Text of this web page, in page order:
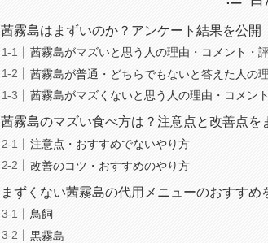
茜霧島はまずいのか？アンケート結果を公開
茜霧島がマズいと思う人の理由・コメント・
茜霧島が普通・どちらでもないと答えた人の
茜霧島がマズくないと思う人の理由・コメン
茜霧島のマズい食べ方は？注意点と改善点を
注意点・おすすめでないやり方
改善のコツ・おすすめのやり方
まずくない茜霧島の代用メニューのおすすめ
鳥飼
黒霧島